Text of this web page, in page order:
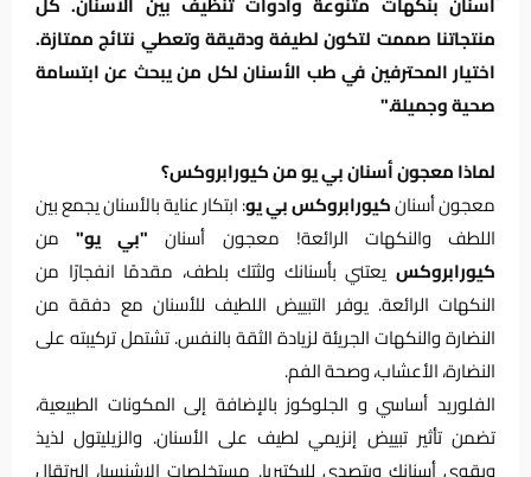
منتجاتنا صممت لتكون لطيفة ودقيقة وتعطي نتائج ممتازة.
اختيار المحترفين في طب الأسنان لكل من يبحث عن ابتسامة
صحية وجميلة."
لماذا معجون أسنان بي يو من كيورابروكس؟
معجون أسنانكيورابروكس بي يو: ابتكار عناية بالأسنان يجمع بين
اللطف والنكهات الرائعة! معجون أسنان "بي يو"من
كيورابروكس يعتني بأسنانك ولثتك بلطف، مقدمًا انفجارًا من
النكهات الرائعة. يوفر التبييض اللطيف للأسنان مع دفقة من
النضارة والنكهات الجريئة لزيادة الثقة بالنفس. تشتمل تركيبته على
النضارة، الأعشاب، وصحة الفم.
الفلوريد أساسي و الجلوكوز بالإضافة إلى المكونات الطبيعية،
تضمن تأثير تبييض إنزيمي لطيف على الأسنان. والزيليتول لذيذ